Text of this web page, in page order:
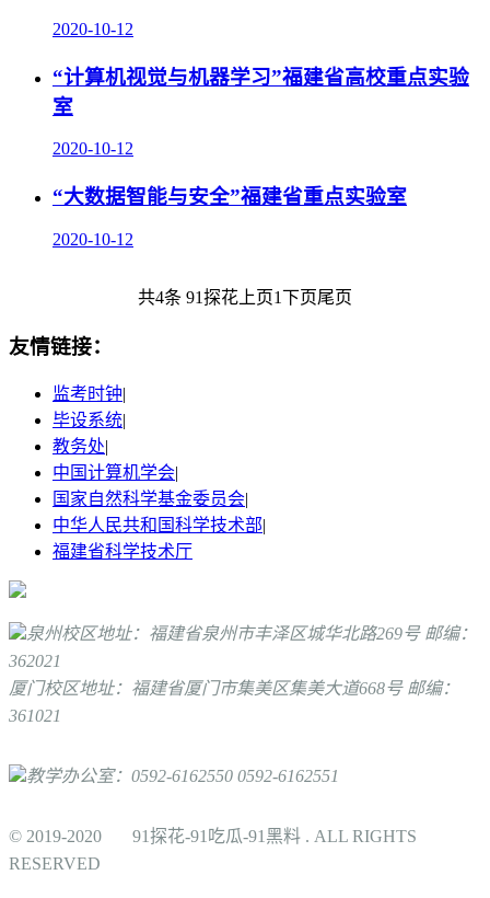
2020-10-12
“计算机视觉与机器学习”福建省高校重点实验
室
2020-10-12
“大数据智能与安全”福建省重点实验室
2020-10-12
共4条 91探花 上页1下页尾页
友情链接：
监考时钟|
毕设系统|
教务处|
中国计算机学会|
国家自然科学基金委员会|
中华人民共和国科学技术部|
福建省科学技术厅
泉州校区地址：福建省泉州市丰泽区城华北路269号 邮编：
362021
厦门校区地址：福建省厦门市集美区集美大道668号 邮编：
361021
教学办公室：0592-6162550 0592-6162551
© 2019-2020 91探花-91吃瓜-91黑料 . ALL RIGHTS
RESERVED